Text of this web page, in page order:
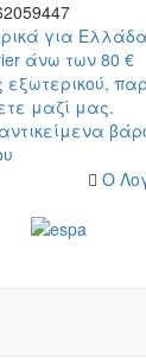
για
άνω των 80 €
εξωτερικού,
μαζί μας.
Ο